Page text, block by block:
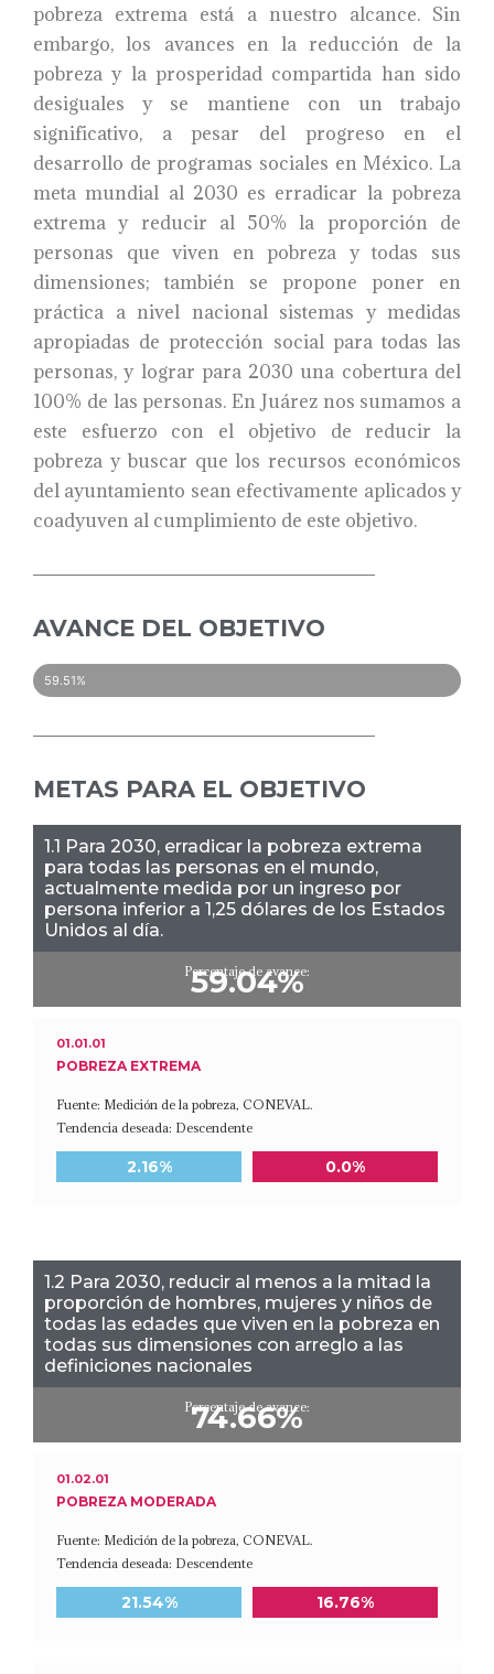
pobreza extrema está a nuestro alcance. Sin
embargo, los avances en la reducción de la
pobreza y la prosperidad compartida han sido
desiguales y se mantiene con un trabajo
significativo, a pesar del progreso en el
desarrollo de programas sociales en México. La
meta mundial al 2030 es erradicar la pobreza
extrema y reducir al 50% la proporción de
personas que viven en pobreza y todas sus
dimensiones; también se propone poner en
práctica a nivel nacional sistemas y medidas
apropiadas de protección social para todas las
personas, y lograr para 2030 una cobertura del
100% de las personas. En Juárez nos sumamos a
este esfuerzo con el objetivo de reducir la
pobreza y buscar que los recursos económicos
del ayuntamiento sean efectivamente aplicados y
coadyuven al cumplimiento de este objetivo.
AVANCE DEL OBJETIVO
59.51%
METAS PARA EL OBJETIVO
1.1 Para 2030, erradicar la pobreza extrema
para todas las personas en el mundo,
actualmente medida por un ingreso por
persona inferior a 1,25 dólares de los Estados
Unidos al día.
Porcentaje de avance:
59.04%
01.01.01
POBREZA EXTREMA
Fuente: Medición de la pobreza, CONEVAL.
Tendencia deseada: Descendente
2.16% Meta a 2030
0.0%
1.2 Para 2030, reducir al menos a la mitad la
proporción de hombres, mujeres y niños de
todas las edades que viven en la pobreza en
todas sus dimensiones con arreglo a las
definiciones nacionales
Porcentaje de avance:
74.66%
01.02.01
POBREZA MODERADA
Fuente: Medición de la pobreza, CONEVAL.
Tendencia deseada: Descendente
21.54% Meta a 2030
16.76%